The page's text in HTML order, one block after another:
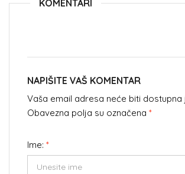
KOMENTARI
NAPIŠITE VAŠ KOMENTAR
Vaša email adresa neće biti dostupna
Obavezna polja su označena *
Ime: *